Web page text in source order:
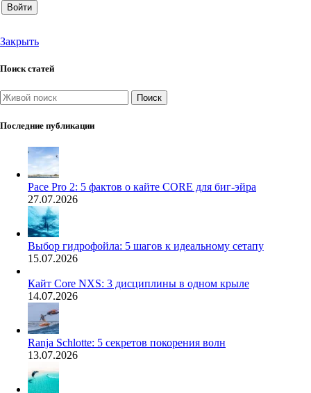
Войти
Закрыть
Поиск статей
Поиск
Последние публикации
Pace Pro 2: 5 фактов о кайте CORE для биг-эйра
27.07.2026
Выбор гидрофойла: 5 шагов к идеальному сетапу
15.07.2026
Кайт Core NXS: 3 дисциплины в одном крыле
14.07.2026
Ranja Schlotte: 5 секретов покорения волн
13.07.2026